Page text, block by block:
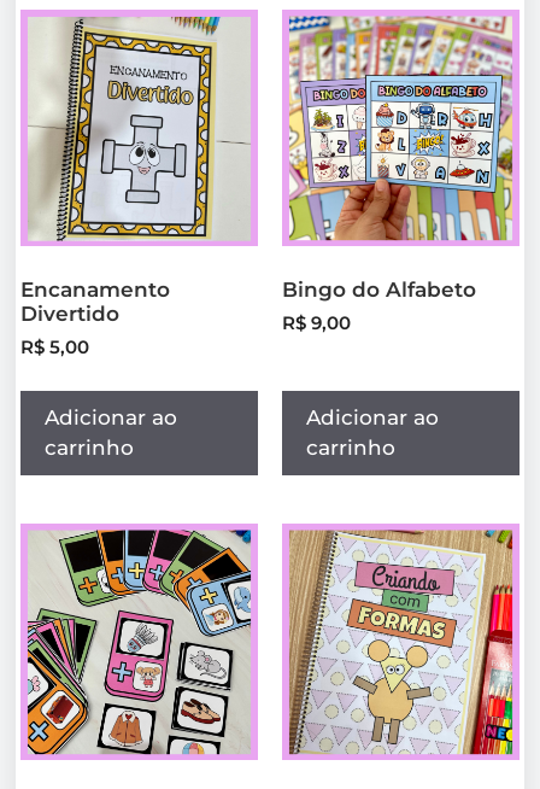
Encanamento
Divertido
R$ 5,00
Adicionar ao
carrinho
Bingo do Alfabeto
R$ 9,00
Adicionar ao
carrinho